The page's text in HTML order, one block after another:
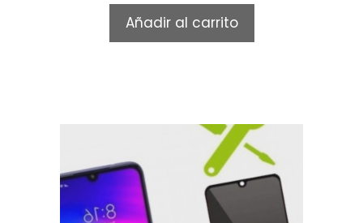
o
f
5
Añadir al carrito